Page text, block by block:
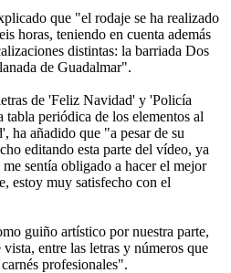
que "el rodaje se ha realizado
horas, teniendo en cuenta además
distintas: la barriada Dos
de Guadalmar".
de 'Feliz Navidad' y 'Policía
periódica de los elementos al
ha añadido que "a pesar de su
editando esta parte del vídeo, ya
sentía obligado a hacer el mejor
estoy muy satisfecho con el
guiño artístico por nuestra parte,
entre las letras y números que
profesionales".